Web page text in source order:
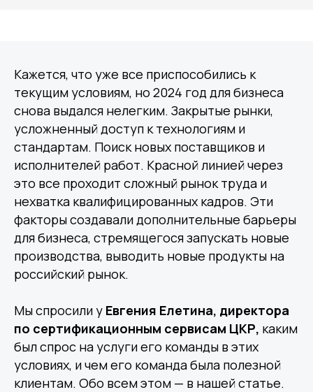
Кажется, что уже все приспособились к
текущим условиям, но 2024 год для бизнеса
снова выдался нелегким. Закрытые рынки,
усложненный доступ к технологиям и
стандартам. Поиск новых поставщиков и
исполнителей работ. Красной линией через
это все проходит сложный рынок труда и
нехватка квалифицированных кадров. Эти
факторы создавали дополнительные барьеры
для бизнеса, стремящегося запускать новые
производства, выводить новые продукты на
российский рынок.
Мы спросили у Евгения Елетина, директора
по сертификационным сервисам ЦКР, каким
был спрос на услуги его команды в этих
условиях, и чем его команда была полезной
клиентам. Обо всем этом — в нашей статье.